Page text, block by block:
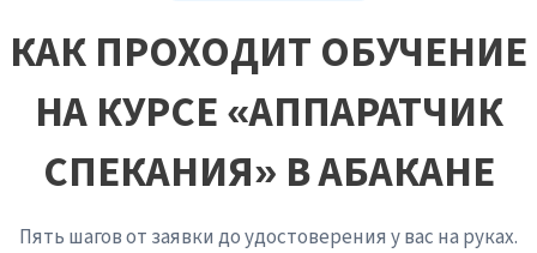
сдвиге температуры или состава шихты. Аппаратчик
немедленно корректирует тепловой режим или подачу
материала, чтобы избежать выпуска целой партии
брака, не дожидаясь лабораторного анализа.
КАК ПРОХОДИТ ОБУЧЕНИЕ
НА КУРСЕ «АППАРАТЧИК
СПЕКАНИЯ» В АБАКАНЕ
Пять шагов от заявки до удостоверения у вас на руках.